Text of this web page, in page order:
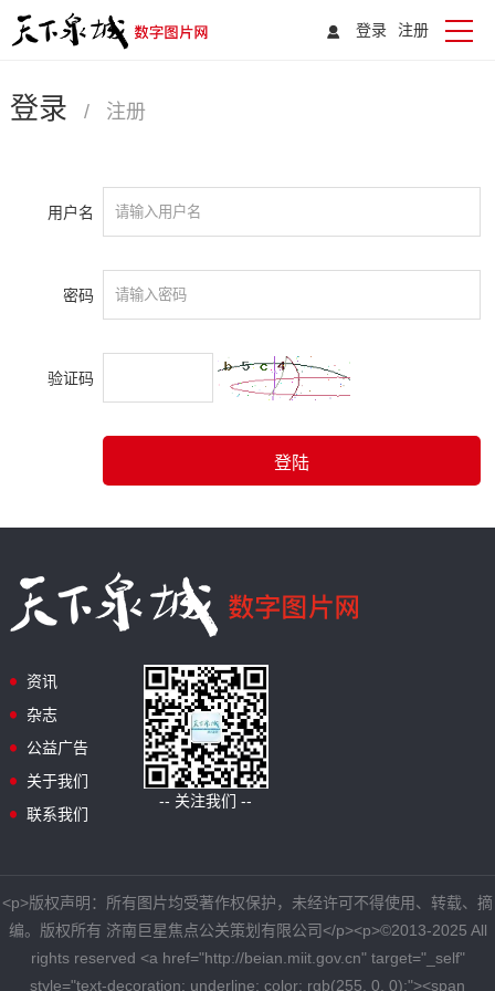
登录 注册
登录 / 注册
用户名
密码
验证码
资讯
杂志
公益广告
关于我们
联系我们
-- 关注我们 --
<p>版权声明：所有图片均受著作权保护，未经许可不得使用、转载、摘
编。版权所有 济南巨星焦点公关策划有限公司</p><p>©2013-2025 All
rights reserved <a href="http://beian.miit.gov.cn" target="_self"
style="text-decoration: underline; color: rgb(255, 0, 0);"><span